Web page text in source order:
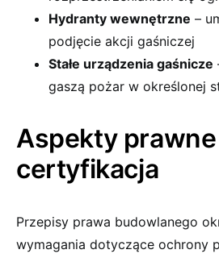
Hydranty wewnętrzne –
podjęcie akcji gaśniczej
Stałe urządzenia gaśnicze
gaszą pożar w określonej
Aspekty
certyfikacja
Przepisy prawa budowlanego
wymagania dotyczące ochrony